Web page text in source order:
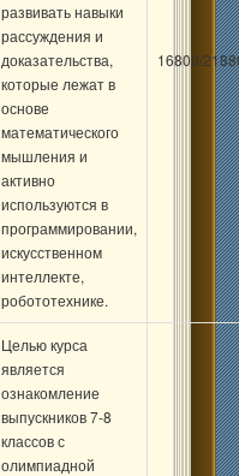
развивать навыки
рассуждения и
доказательства,
которые лежат в
основе
математического
мышления и
активно
используются в
программировании,
искусственном
интеллекте,
робототехнике.
16800/
Целью курса
является
ознакомление
выпускников 7-8
классов с
олимпиадной